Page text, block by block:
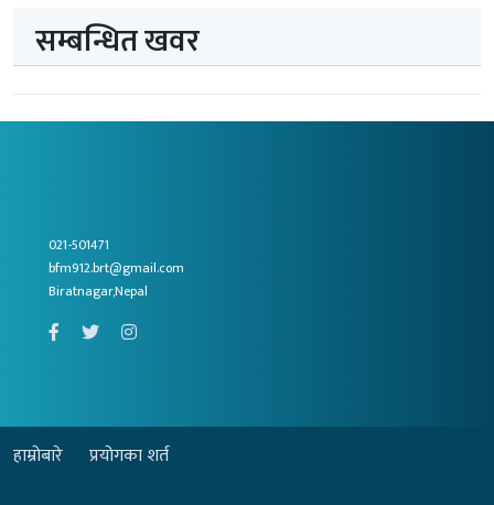
सम्बन्धित खवर
021-501471
bfm912.brt@gmail.com
Biratnagar,Nepal
हाम्रोबारे
प्रयोगका शर्त